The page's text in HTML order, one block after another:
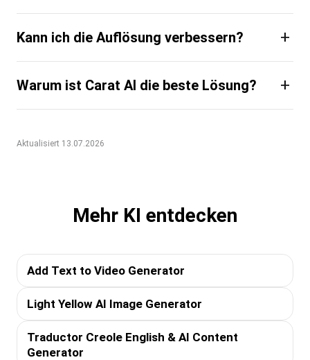
Kann ich die Auflösung verbessern? +
Warum ist Carat AI die beste Lösung? +
Aktualisiert 13.07.2026
Mehr KI entdecken
Add Text to Video Generator
Light Yellow AI Image Generator
Traductor Creole English & AI Content
Generator